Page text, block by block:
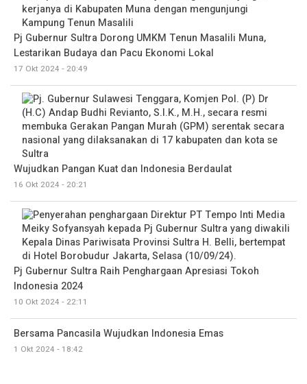
Pj Gubernur Sultra Dorong UMKM Tenun Masalili Muna,
Lestarikan Budaya dan Pacu Ekonomi Lokal
17 Okt 2024 - 20:49
Wujudkan Pangan Kuat dan Indonesia Berdaulat
16 Okt 2024 - 20:21
Pj Gubernur Sultra Raih Penghargaan Apresiasi Tokoh
Indonesia 2024
10 Okt 2024 - 22:11
Bersama Pancasila Wujudkan Indonesia Emas
1 Okt 2024 - 18:42